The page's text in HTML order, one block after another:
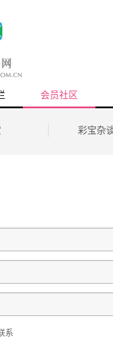
会员社区
彩宝杂
系